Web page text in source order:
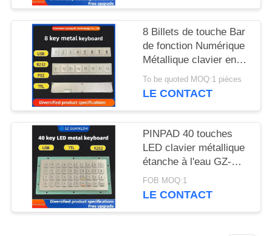
8 Billets de touche Bar
de fonction Numérique
Métallique clavier en
acier inoxydable 304
Side Key Pinpad
To be quoted MOQ:1 pièces
LE CONTACT
PINPAD 40 touches
LED clavier métallique
étanche à l'eau GZ-
C001055 R232
interface
FOB MOQ:1
LE CONTACT